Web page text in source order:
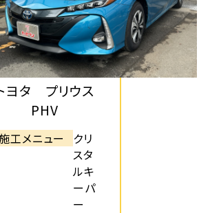
ヨタ プリウス
PHV
工メニュー
クリ
スタ
ルキ
ーパ
ー